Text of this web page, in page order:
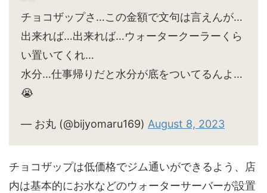
チョコザップさ…この金額で文句は言えんが…
出来れば…出来れば…ウォータークーラーくら
い置いてくれ…
水分…仕事帰りだと水分が底をついてるんよ…
😭
— お丸 (@bijyomaru169) August 8, 2023
チョコザップは低価格でジム通いができるよう、店
内は基本的にお水などのウォーターサーバーが設置